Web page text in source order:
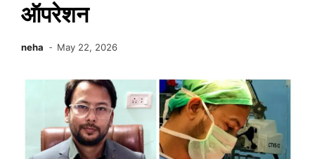
ऑपरेशन
neha May 22, 2026